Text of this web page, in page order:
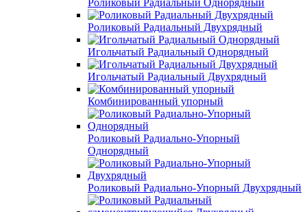
Роликовый Радиальный Однорядный
Роликовый Радиальный Двухрядный
Игольчатый Радиальный Однорядный
Игольчатый Радиальный Двухрядный
Комбинированный упорный
Роликовый Радиально-Упорный
Однорядный
Роликовый Радиально-Упорный Двухрядный